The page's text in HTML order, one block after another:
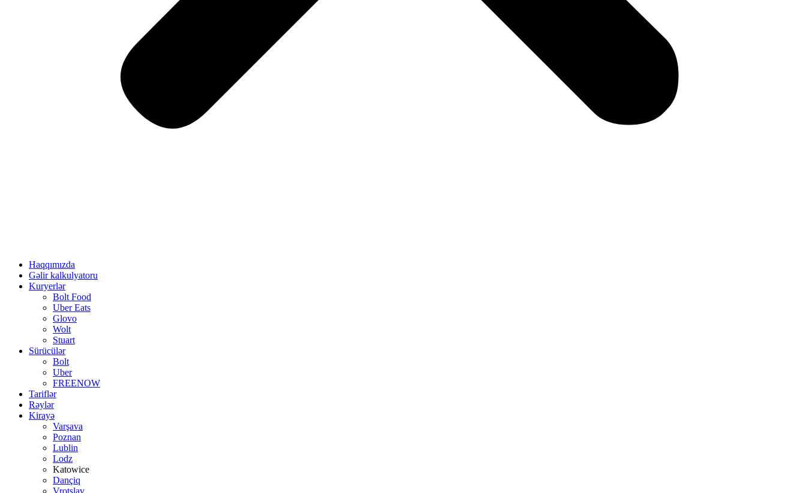
Haqqımızda
Gəlir kalkulyatoru
Kuryerlər
Bolt Food
Uber Eats
Glovo
Wolt
Stuart
Sürücülər
Bolt
Uber
FREENOW
Tariflər
Rəylər
Kirayə
Varşava
Poznan
Lublin
Lodz
Katowice
Dançiq
Vrotslav